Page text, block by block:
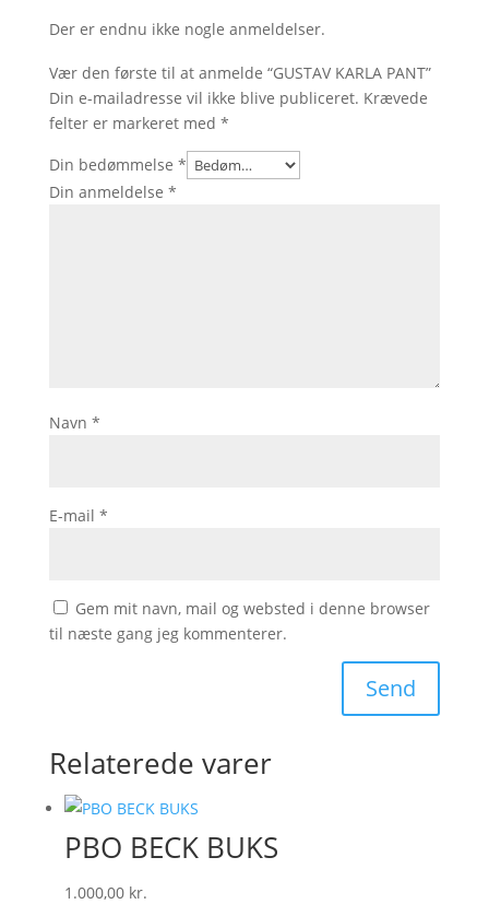
Der er endnu ikke nogle anmeldelser.
Vær den første til at anmelde “GUSTAV KARLA PANT”
Din e-mailadresse vil ikke blive publiceret. Krævede
felter er markeret med *
Din bedømmelse *
Din anmeldelse *
Navn *
E-mail *
Gem mit navn, mail og websted i denne browser
til næste gang jeg kommenterer.
Relaterede varer
PBO BECK BUKS
1.000,00 kr.